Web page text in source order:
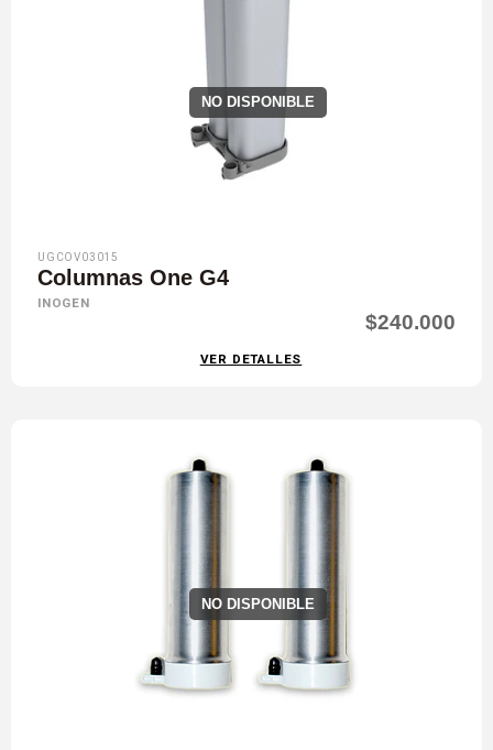
NO DISPONIBLE
UGCOV03015
Columnas One G4
INOGEN
$240.000
VER DETALLES
NO DISPONIBLE